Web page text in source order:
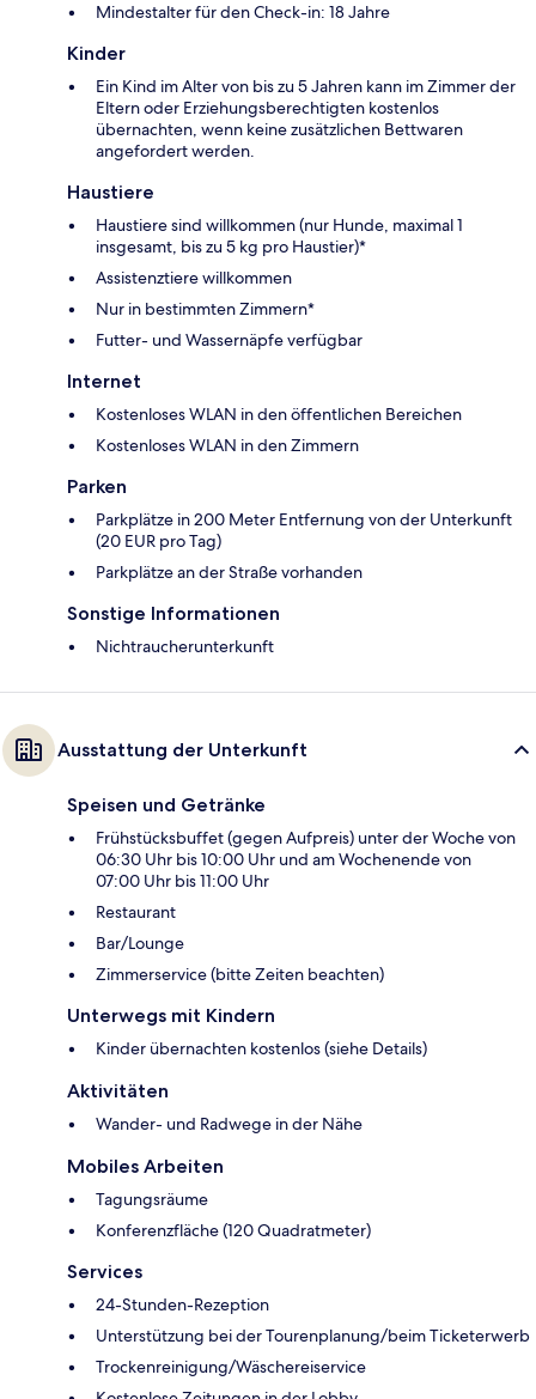
Mindestalter für den Check-in: 18 Jahre
Kinder
Ein Kind im Alter von bis zu 5 Jahren kann im Zimmer der
Eltern oder Erziehungsberechtigten kostenlos
übernachten, wenn keine zusätzlichen Bettwaren
angefordert werden.
Haustiere
Haustiere sind willkommen (nur Hunde, maximal 1
insgesamt, bis zu 5 kg pro Haustier)*
Assistenztiere willkommen
Nur in bestimmten Zimmern*
Futter- und Wassernäpfe verfügbar
Internet
Kostenloses WLAN in den öffentlichen Bereichen
Kostenloses WLAN in den Zimmern
Parken
Parkplätze in 200 Meter Entfernung von der Unterkunft
(20 EUR pro Tag)
Parkplätze an der Straße vorhanden
Sonstige Informationen
Nichtraucherunterkunft
Ausstattung der Unterkunft
Speisen und Getränke
Frühstücksbuffet (gegen Aufpreis) unter der Woche von
06:30 Uhr bis 10:00 Uhr und am Wochenende von
07:00 Uhr bis 11:00 Uhr
Restaurant
Bar/Lounge
Zimmerservice (bitte Zeiten beachten)
Unterwegs mit Kindern
Kinder übernachten kostenlos (siehe Details)
Aktivitäten
Wander- und Radwege in der Nähe
Mobiles Arbeiten
Tagungsräume
Konferenzfläche (120 Quadratmeter)
Services
24-Stunden-Rezeption
Unterstützung bei der Tourenplanung/beim Ticketerwerb
Trockenreinigung/Wäschereiservice